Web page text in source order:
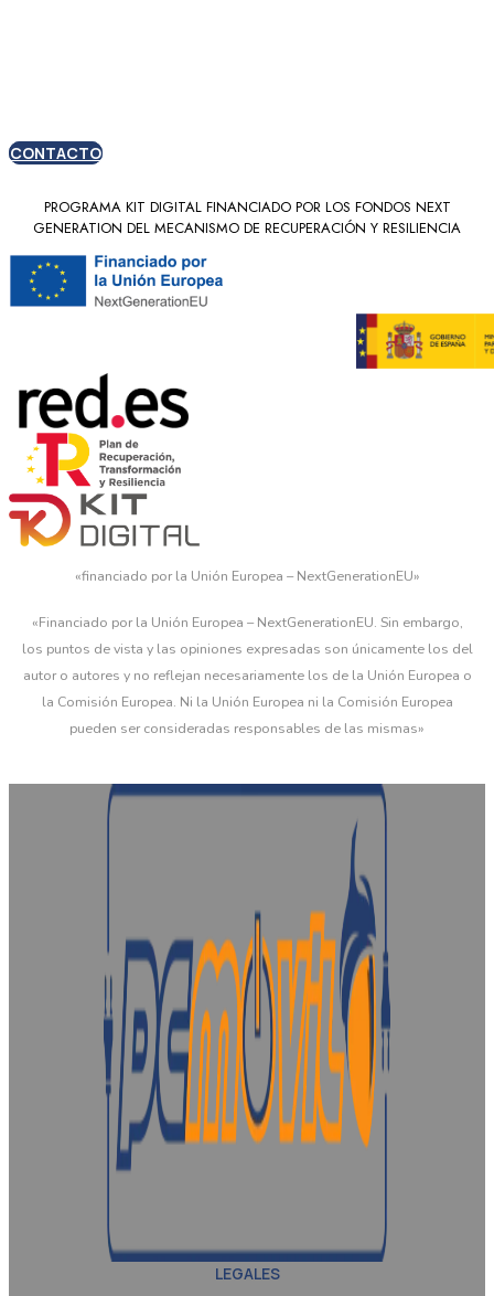
CONTACTO
PROGRAMA KIT DIGITAL FINANCIADO POR LOS FONDOS NEXT
GENERATION DEL MECANISMO DE RECUPERACIÓN Y RESILIENCIA
«financiado por la Unión Europea – NextGenerationEU»
«Financiado por la Unión Europea – NextGenerationEU. Sin embargo,
los puntos de vista y las opiniones expresadas son únicamente los del
autor o autores y no reflejan necesariamente los de la Unión Europea o
la Comisión Europea. Ni la Unión Europea ni la Comisión Europea
pueden ser consideradas responsables de las mismas»
LEGALES